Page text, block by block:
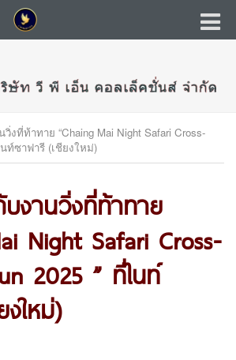
งที่ท้าทาย “Chaing Mai Night Safari Cross-
ท์ซาฟารี (เชียงใหม่)
บงานวิ่งที่ท้าทาย
Night Safari Cross-
2025 ” ที่ไนท์
ใหม่)